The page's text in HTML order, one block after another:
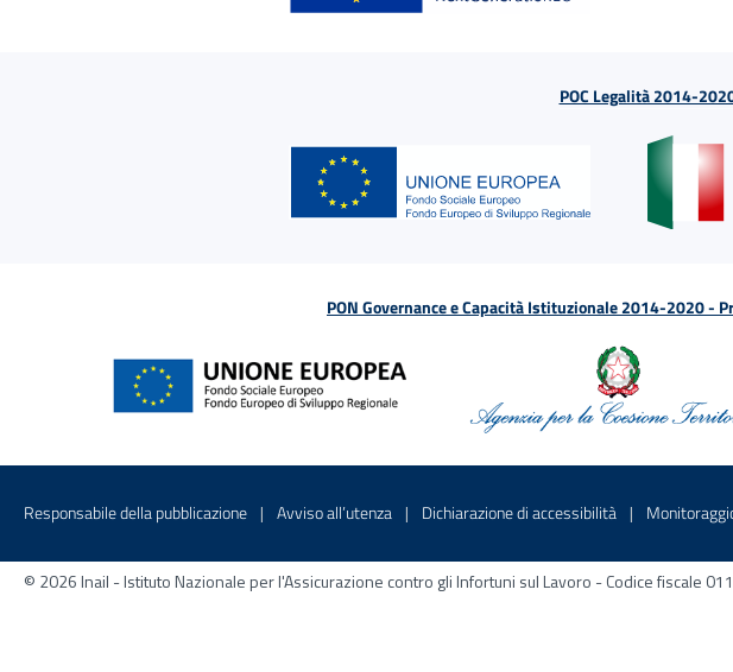
POC Legalità 2014-
PON Governance e Capacità Istituzionale 2014-2020 -
Menu di servizio
Responsabile della pubblicazione Sito interno - Apre in una nuova finestra
Avviso all’utenza Sito interno - Apre in una nuova finestra
Dichiarazione di accessibilità Sito interno -
© 2026 Inail - Istituto Nazionale per l'Assicurazione contro gli Infortuni sul Lavoro - Codice fiscale